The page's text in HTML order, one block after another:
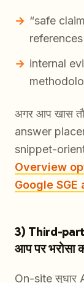
“safe
internal
अगर आप खास
answer
snippet-
Overview
Google
3) Third-
आप पर भरोसा
On-site सुधार